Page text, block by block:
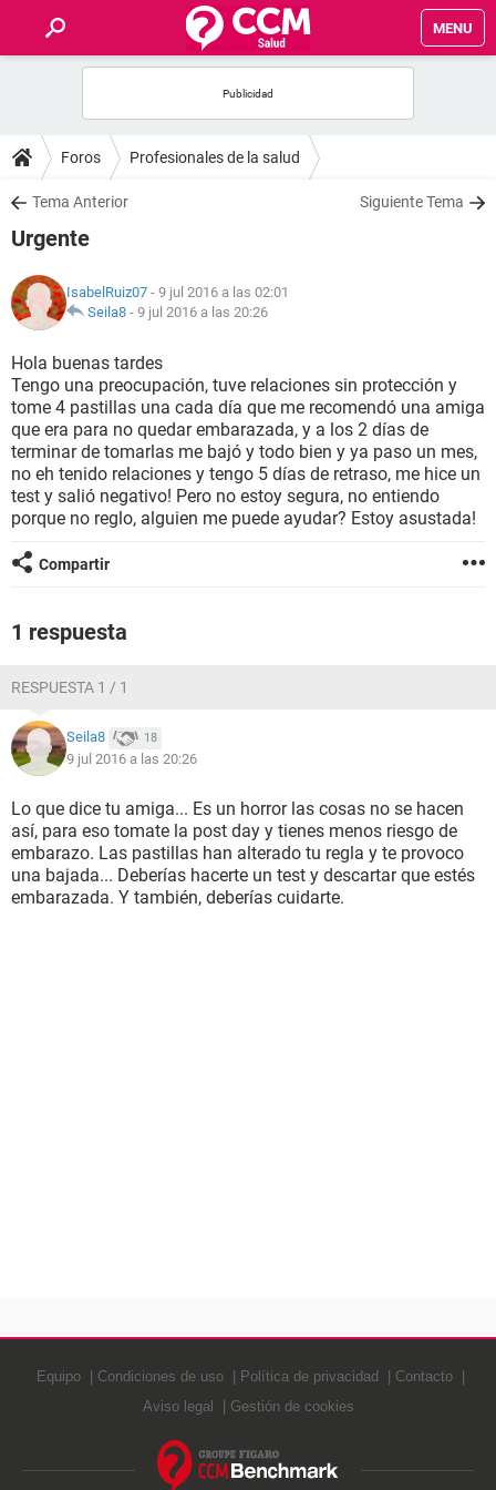
MENU
FOROS
SALUD
FAMILIA
NUTRICIÓN
BIENESTAR
SEXUALIDAD
GLOSARIO
Foros Profesionales de la salud
Tema Anterior Siguiente Tema
Urgente
IsabelRuiz07 - 9 jul 2016 a las 02:01
Seila8 - 9 jul 2016 a las 20:26
Hola buenas tardes
Tengo una preocupación, tuve relaciones sin protección y
tome 4 pastillas una cada día que me recomendó una amiga
que era para no quedar embarazada, y a los 2 días de
terminar de tomarlas me bajó y todo bien y ya paso un mes,
no eh tenido relaciones y tengo 5 días de retraso, me hice un
test y salió negativo! Pero no estoy segura, no entiendo
porque no reglo, alguien me puede ayudar? Estoy asustada!
Compartir
1 respuesta
RESPUESTA 1 / 1
Seila8 18
9 jul 2016 a las 20:26
Lo que dice tu amiga... Es un horror las cosas no se hacen
así, para eso tomate la post day y tienes menos riesgo de
embarazo. Las pastillas han alterado tu regla y te provoco
una bajada... Deberías hacerte un test y descartar que estés
embarazada. Y también, deberías cuidarte.
Equipo Condiciones de uso Política de privacidad
Contacto
Aviso legal
Gestión de cookies